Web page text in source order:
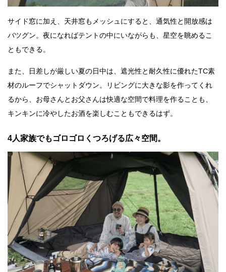
サイド窓に加え、天井窓もメッシュにすると、通気性と開放感は
バツグン。夜になればテントの中にいながらも、星空を眺めるこ
ともできる。
また、日差しが厳しい夏の日中は、遮光性と耐久性に優れたTC素
材のルーフでシャットダウン。リビングに大きな影を作ってくれ
るから、お母さんとお父さんは快適な空間で料理を作ることも、
キンキンに冷やしたお酒を楽しむこともできるはず。
4人家族でもゴロゴロくつろげる広々空間。